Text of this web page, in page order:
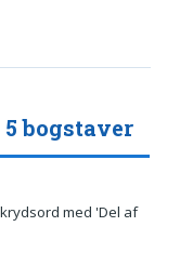
bogstaver
med 'Del af